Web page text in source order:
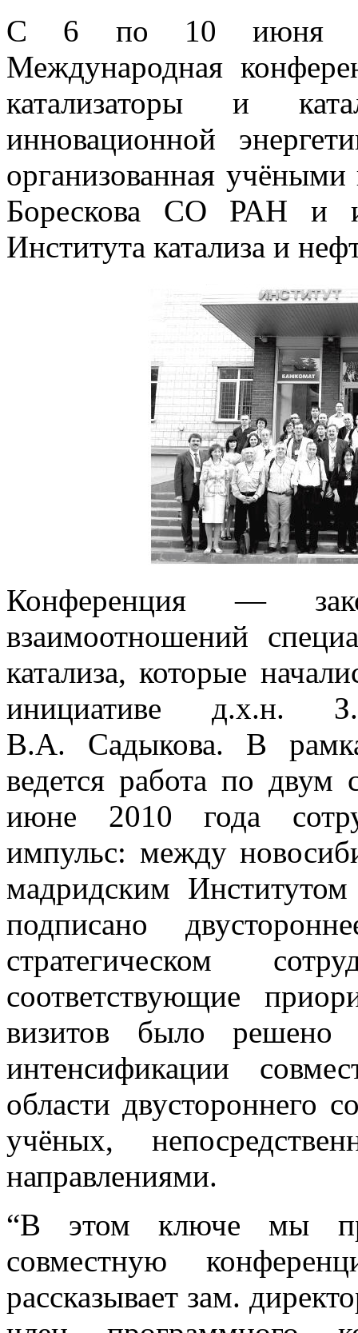
С 6 по 10 июня в
Международная
катализаторы и
инновационной
организованная
Борескова СО РАН и
Института катализа и
Конференция —
взаимоотношений
катализа, которые
инициативе д.х.н.
В.А. Садыкова. В
ведется работа по
июне 2010 года
импульс: между
мадридским
подписано
стратегическом
соответствующие
визитов было решено
интенсификации
области двустороннего
учёных,
направлениями.
“В этом ключе мы
совместную
рассказывает зам.